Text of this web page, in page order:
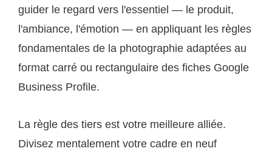
guider le regard vers l'essentiel — le produit,
l'ambiance, l'émotion — en appliquant les règles
fondamentales de la photographie adaptées au
format carré ou rectangulaire des fiches Google
Business Profile.
La règle des tiers est votre meilleure alliée.
Divisez mentalement votre cadre en neuf